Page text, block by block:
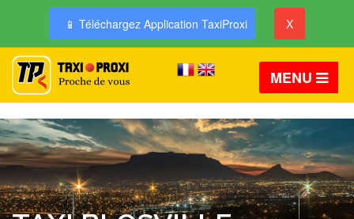
📱 Téléchargez Application TaxiProxi X
MENU